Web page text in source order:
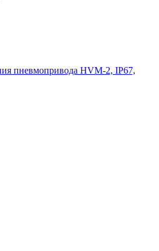
пневмопривода HVM-2, IP67,